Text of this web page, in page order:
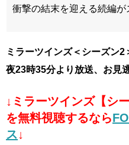
衝撃の結末を迎える続編が
ミラーツインズ＜シーズン2
夜23時35分より放送、お見
↓ミラーツインズ【シ
を無料視聴するなら
ス↓